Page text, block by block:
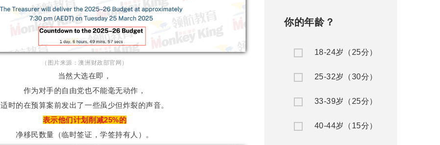
（图片来源：澳洲财政部官网）
当然大选在即，
作为对手的自由党也不能毫无动作，
适时的在预算案前发出了一些虽少但炸裂的声音。
表示他们计划削减25%的
净移民数量（临时签证，学签持有人）。
你的年龄？
18-24岁（25分）
25-32岁（30分）
33-39岁（25分）
40-44岁（15分）